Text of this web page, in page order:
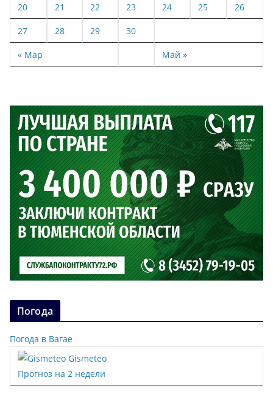
« Мар Май »
20 21 22 23 24 25 26
27 28 29 30
Погода
Погода в Вагае
Gismeteo
Прогноз на 2 недели